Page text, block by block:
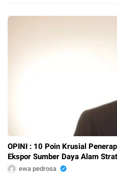
OPINI : 10 Poin Krusial
Ekspor Sumber Daya Alam
ewa pedrosa